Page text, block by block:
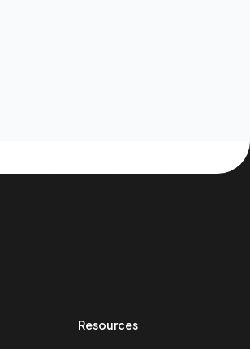
Resources